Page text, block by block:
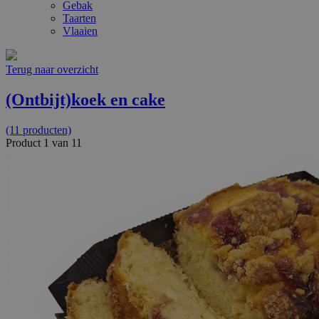
Gebak
Taarten
Vlaaien
Terug naar overzicht
(Ontbijt)koek en cake
(11 producten)
Product 1 van 11